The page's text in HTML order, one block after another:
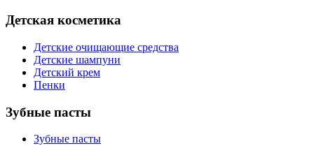
Детская косметика
Детские очищающие средства
Детские шампуни
Детский крем
Пенки
Зубные пасты
Зубные пасты